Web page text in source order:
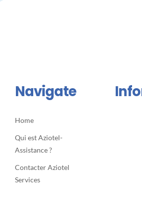
Navigate
Home
Qui est Aziotel-
Assistance ?
Contacter Aziotel
Services